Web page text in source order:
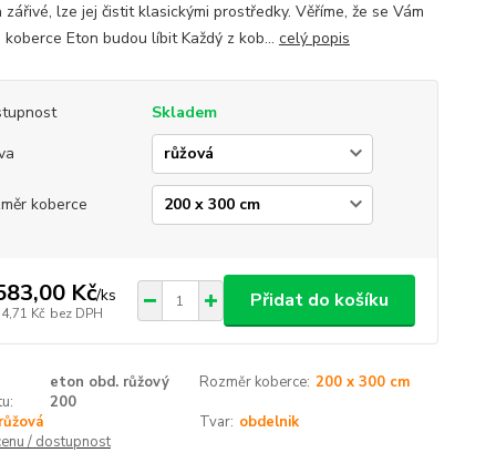
zářivé, lze jej čistit klasickými prostředky. Věříme, že se Vám
koberce Eton budou líbit Každý z kob... celý popis
Skladem
koberce
Kč/ks
Kč bez DPH
Přidat do košíku
eton obd. růžový
200
Rozměr koberce: 200 x 300 cm
Tvar: obdelnik
/ dostupnost